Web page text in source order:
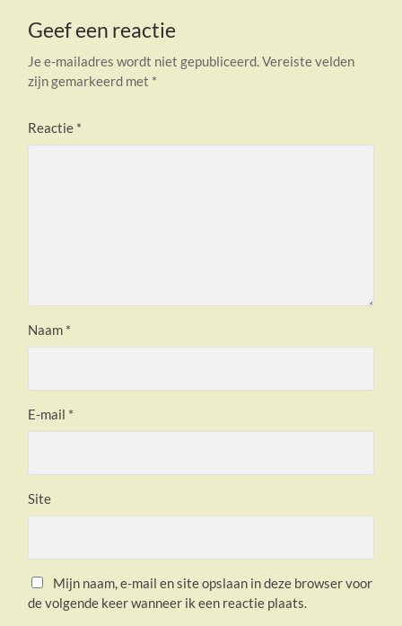
Geef een reactie
Je e-mailadres wordt niet gepubliceerd.Vereiste velden
zijn gemarkeerd met *
Reactie *
Naam *
E-mail *
Site
Mijn naam, e-mail en site opslaan in deze browser voor
de volgende keer wanneer ik een reactie plaats.